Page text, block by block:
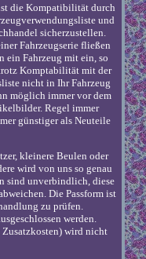
die Kompatibilität durch
und
sicherzustellen.
Fahrzeugserie fließen
ein Fahrzeug mit ein, so
Komptabilität mit der
nicht in Ihr Fahrzeug
möglich immer vor dem
Regel immer
günstiger als Neuteile
kleinere Beulen oder
wird von uns so genau
sind unverbindlich, diese
Die Passform ist
zu prüfen.
werden.
wird nicht